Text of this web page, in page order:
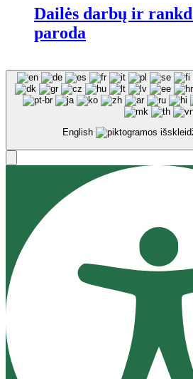
Dailės darbų ir
paroda
English